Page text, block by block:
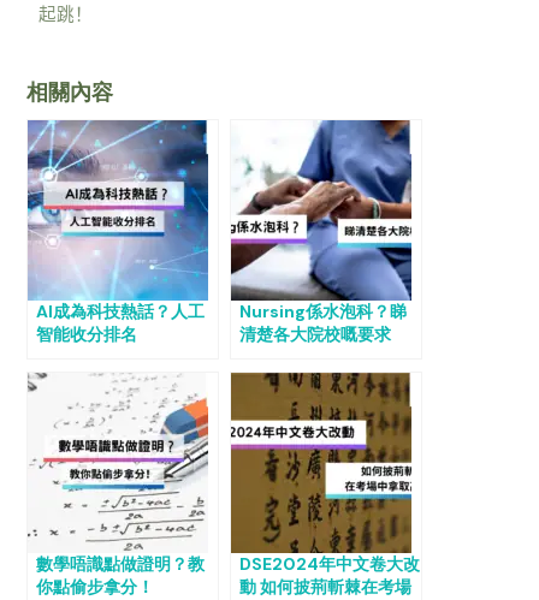
起跳！
相關內容
AI成為科技熱話？人工
智能收分排名
Nursing係水泡科？睇
清楚各大院校嘅要求
數學唔識點做證明？教
你點偷步拿分！
DSE2024年中文卷大改
動 如何披荊斬棘在考場